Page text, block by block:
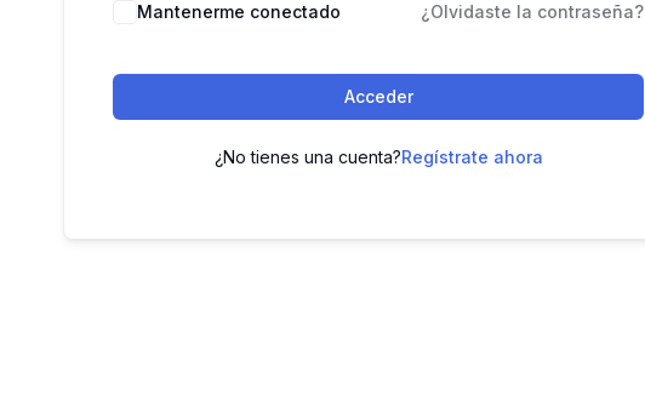
Mantenerme conectado ¿Olvidaste la contraseña?
Acceder
¿No tienes una cuenta?Regístrate ahora